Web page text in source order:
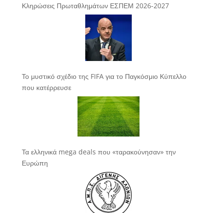
Κληρώσεις Πρωταθλημάτων ΕΣΠΕΜ 2026-2027
Το μυστικό σχέδιο της FIFA για το Παγκόσμιο Κύπελλο
που κατέρρευσε
Τα ελληνικά mega deals που «ταρακούνησαν» την
Ευρώπη